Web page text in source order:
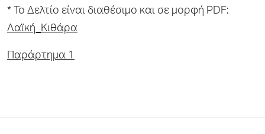
* To Δελτίο είναι διαθέσιμο και σε μορφή PDF:
Λαϊκή_Κιθάρα
Παράρτημα 1